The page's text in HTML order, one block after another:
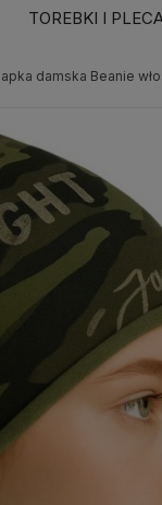
TOREBKI I
damska Beanie